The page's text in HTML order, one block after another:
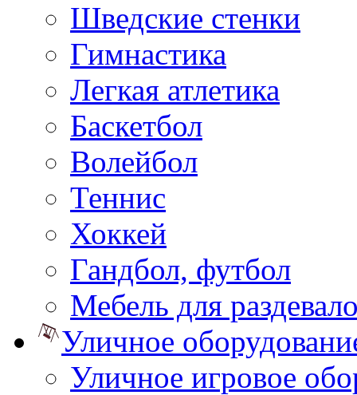
Шведские стенки
Гимнастика
Легкая атлетика
Баскетбол
Волейбол
Теннис
Хоккей
Гандбол, футбол
Мебель для
Уличное
Уличное игровое